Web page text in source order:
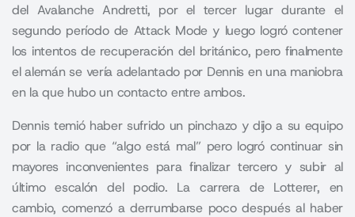
del Avalanche Andretti, por el tercer lugar durante el
segundo período de Attack Mode y luego logró contener
los intentos de recuperación del británico, pero finalmente
el alemán se vería adelantado por Dennis en una maniobra
en la que hubo un contacto entre ambos.
Dennis temió haber sufrido un pinchazo y dijo a su equipo
por la radio que “algo está mal” pero logró continuar sin
mayores inconvenientes para finalizar tercero y subir al
último escalón del podio. La carrera de Lotterer, en
cambio, comenzó a derrumbarse poco después al haber